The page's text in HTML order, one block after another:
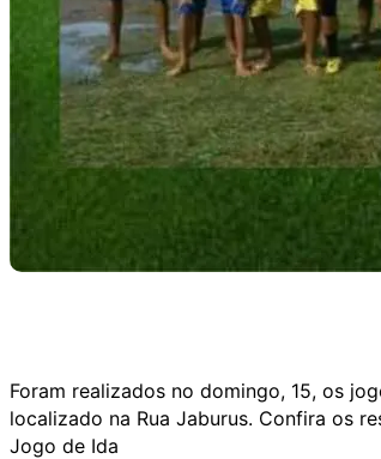
Foram realizados no domingo, 15, os
localizado na Rua Jaburus. Confira os
Jogo de Ida